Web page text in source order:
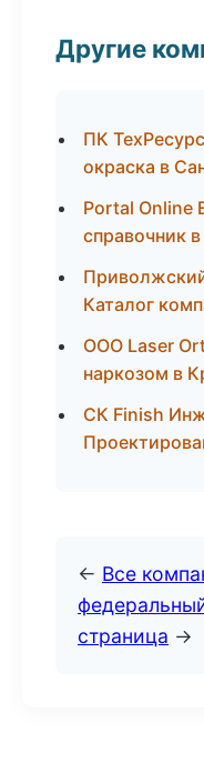
Другие
ПК
окраска в
Portal Online
справочник
Каталог
ООО Laser
наркозом в
СК Finish
← Все
страница →